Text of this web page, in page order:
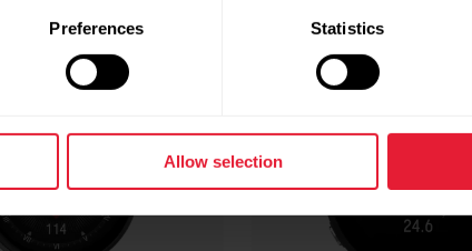
Preferences Statistics
Allow selection